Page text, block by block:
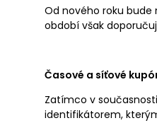
Od nového roku bude
období však
Časové a síťové
Zatímco v
identifikátorem,